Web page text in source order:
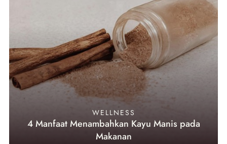
WELLNESS
4 Manfaat Menambahkan Kayu Manis pada
Makanan